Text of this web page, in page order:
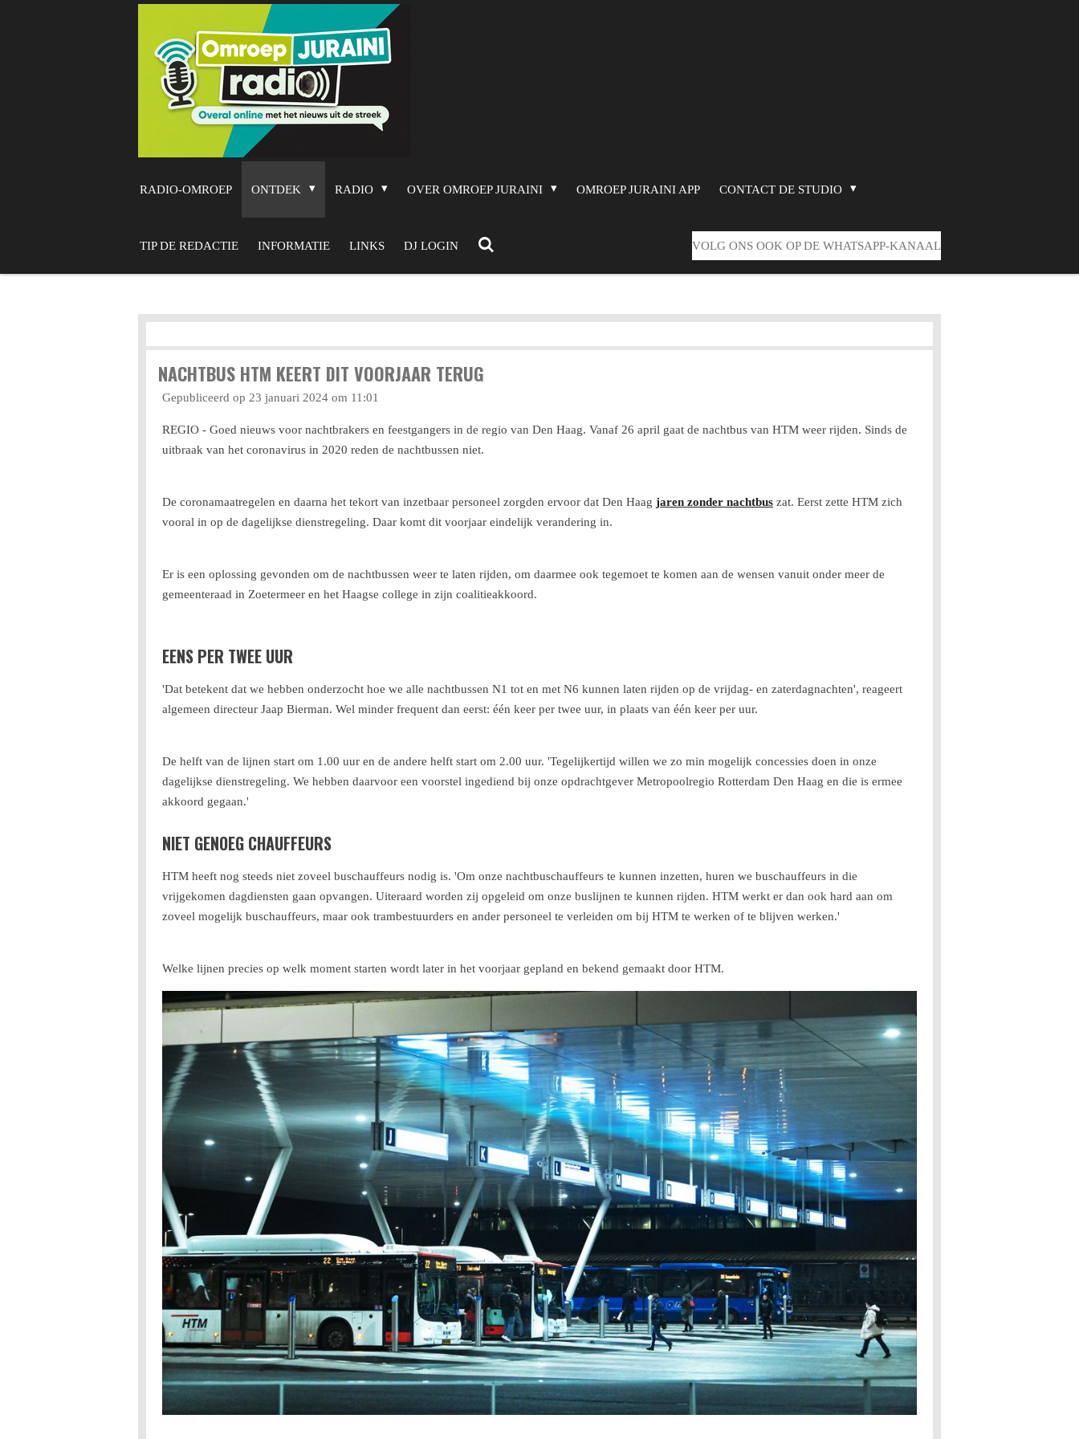
RADIO-OMROEP ONTDEK RADIO OVER OMROEP JURAINI OMROEP JURAINI APP CONTACT DE STUDIO
TIP DE REDACTIE INFORMATIE LINKS DJ LOGIN VOLG ONS OOK OP DE WHATSAPP-KANAAL
NACHTBUS HTM KEERT DIT VOORJAAR TERUG
Gepubliceerd op 23 januari 2024 om 11:01
REGIO - Goed nieuws voor nachtbrakers en feestgangers in de regio van Den Haag. Vanaf 26 april gaat de nachtbus van HTM weer rijden. Sinds de
uitbraak van het coronavirus in 2020 reden de nachtbussen niet.
De coronamaatregelen en daarna het tekort van inzetbaar personeel zorgden ervoor dat Den Haag jaren zonder nachtbus zat. Eerst zette HTM zich
vooral in op de dagelijkse dienstregeling. Daar komt dit voorjaar eindelijk verandering in.
Er is een oplossing gevonden om de nachtbussen weer te laten rijden, om daarmee ook tegemoet te komen aan de wensen vanuit onder meer de
gemeenteraad in Zoetermeer en het Haagse college in zijn coalitieakkoord.
EENS PER TWEE UUR
'Dat betekent dat we hebben onderzocht hoe we alle nachtbussen N1 tot en met N6 kunnen laten rijden op de vrijdag- en zaterdagnachten', reageert
algemeen directeur Jaap Bierman. Wel minder frequent dan eerst: één keer per twee uur, in plaats van één keer per uur.
De helft van de lijnen start om 1.00 uur en de andere helft start om 2.00 uur. 'Tegelijkertijd willen we zo min mogelijk concessies doen in onze
dagelijkse dienstregeling. We hebben daarvoor een voorstel ingediend bij onze opdrachtgever Metropoolregio Rotterdam Den Haag en die is ermee
akkoord gegaan.'
NIET GENOEG CHAUFFEURS
HTM heeft nog steeds niet zoveel buschauffeurs nodig is. 'Om onze nachtbuschauffeurs te kunnen inzetten, huren we buschauffeurs in die
vrijgekomen dagdiensten gaan opvangen. Uiteraard worden zij opgeleid om onze buslijnen te kunnen rijden. HTM werkt er dan ook hard aan om
zoveel mogelijk buschauffeurs, maar ook trambestuurders en ander personeel te verleiden om bij HTM te werken of te blijven werken.'
Welke lijnen precies op welk moment starten wordt later in het voorjaar gepland en bekend gemaakt door HTM.